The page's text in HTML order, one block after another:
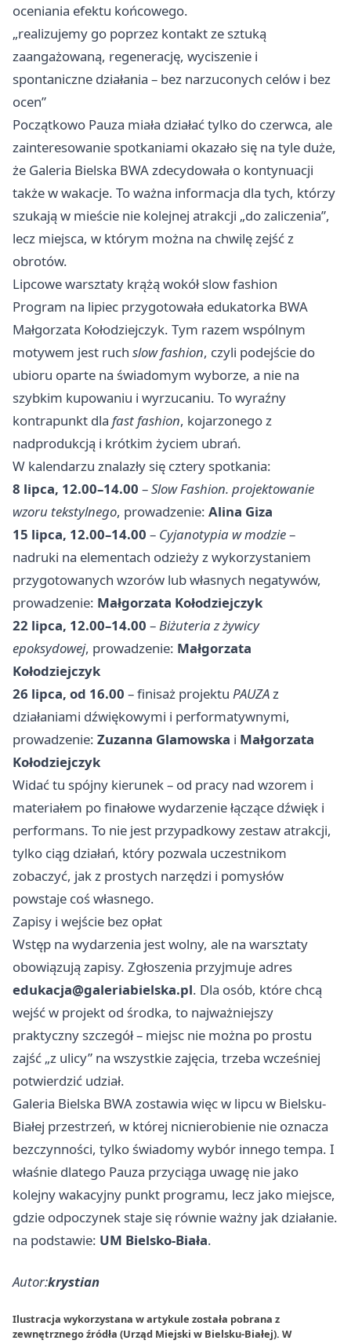
oceniania efektu końcowego.
„realizujemy go poprzez kontakt ze sztuką
zaangażowaną, regenerację, wyciszenie i
spontaniczne działania – bez narzuconych celów i bez
ocen”
Początkowo Pauza miała działać tylko do czerwca, ale
zainteresowanie spotkaniami okazało się na tyle duże,
że Galeria Bielska BWA zdecydowała o kontynuacji
także w wakacje. To ważna informacja dla tych, którzy
szukają w mieście nie kolejnej atrakcji „do zaliczenia”,
lecz miejsca, w którym można na chwilę zejść z
obrotów.
Lipcowe warsztaty krążą wokół slow fashion
Program na lipiec przygotowała edukatorka BWA
Małgorzata Kołodziejczyk. Tym razem wspólnym
motywem jest ruch slow fashion, czyli podejście do
ubioru oparte na świadomym wyborze, a nie na
szybkim kupowaniu i wyrzucaniu. To wyraźny
kontrapunkt dla fast fashion, kojarzonego z
nadprodukcją i krótkim życiem ubrań.
W kalendarzu znalazły się cztery spotkania:
8 lipca, 12.00–14.00 –Slow Fashion. projektowanie
wzoru tekstylnego, prowadzenie: Alina Giza
15 lipca, 12.00–14.00 – Cyjanotypia w modzie–
nadruki na elementach odzieży z wykorzystaniem
przygotowanych wzorów lub własnych negatywów,
prowadzenie: Małgorzata Kołodziejczyk
22 lipca, 12.00–14.00 –Biżuteria z żywicy
epoksydowej, prowadzenie: Małgorzata
Kołodziejczyk
26 lipca, od 16.00 – finisaż projektu PAUZAz
działaniami dźwiękowymi i performatywnymi,
prowadzenie: Zuzanna Glamowska i Małgorzata
Kołodziejczyk
Widać tu spójny kierunek – od pracy nad wzorem i
materiałem po finałowe wydarzenie łączące dźwięk i
performans. To nie jest przypadkowy zestaw atrakcji,
tylko ciąg działań, który pozwala uczestnikom
zobaczyć, jak z prostych narzędzi i pomysłów
powstaje coś własnego.
Zapisy i wejście bez opłat
Wstęp na wydarzenia jest wolny, ale na warsztaty
obowiązują zapisy. Zgłoszenia przyjmuje adres
edukacja@galeriabielska.pl. Dla osób, które chcą
wejść w projekt od środka, to najważniejszy
praktyczny szczegół – miejsc nie można po prostu
zajść „z ulicy” na wszystkie zajęcia, trzeba wcześniej
potwierdzić udział.
Galeria Bielska BWA zostawia więc w lipcu w Bielsku-
Białej przestrzeń, w której nicnierobienie nie oznacza
bezczynności, tylko świadomy wybór innego tempa. I
właśnie dlatego Pauza przyciąga uwagę nie jako
kolejny wakacyjny punkt programu, lecz jako miejsce,
gdzie odpoczynek staje się równie ważny jak działanie.
na podstawie: UM Bielsko-Biała.
Autor:krystian
Ilustracja wykorzystana w artykule została pobrana z
zewnętrznego źródła (Urząd Miejski w Bielsku-Białej). W